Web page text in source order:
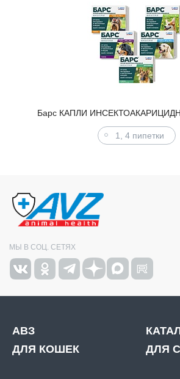
Барс КАПЛИ
1, 4 пипетки
МЫ В СОЦ. СЕТЯХ
АВЗ
ДЛЯ КОШЕК
ДЛЯ